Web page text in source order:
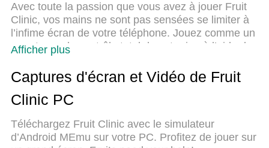
Avec toute la passion que vous avez à jouer Fruit
Clinic, vos mains ne sont pas sensées se limiter à
l’infime écran de votre téléphone. Jouez comme un
pro et ayez le contrôle total de votre jeu à l’aide du
clavier et de la souris. MEmu satisfait toutes vos
attentes. Téléchargez et jouez Fruit Clinic sur PC.
Jouez aussi longtemps que vous souhaitez sans
aucune limitation de batterie, de données mobiles
MEmu 9 est la meilleure option de jouer Fruit Clinic
sur PC. Réalisé par nos experts, l’e magnifique
Afficher plus
Captures d'écran et Vidéo de Fruit
Clinic PC
Téléchargez Fruit Clinic avec le simulateur
d’Android MEmu sur votre PC. Profitez de jouer sur